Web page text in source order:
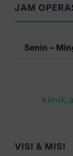
JAM
Senin –
VISI & MISI